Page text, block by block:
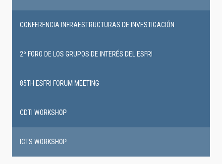
infrastructures
CONFERENCIA INFRAESTRUCTURAS DE INVESTIGACIÓN
2º FORO DE LOS GRUPOS DE INTERÉS DEL ESFRI
85TH ESFRI FORUM MEETING
CDTI WORKSHOP
ICTS WORKSHOP